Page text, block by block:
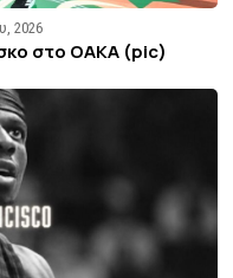
2026
στο ΟΑΚΑ (pic)